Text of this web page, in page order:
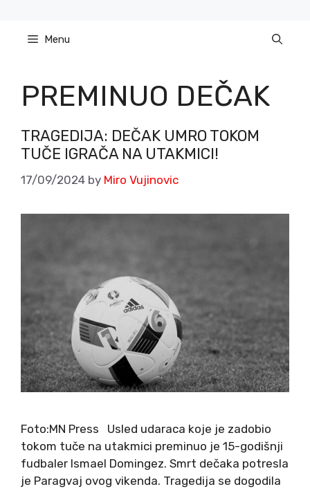
content Menu
PREMINUO DEČAK
TRAGEDIJA: DEČAK UMRO TOKOM
TUČE IGRAČA NA UTAKMICI!
17/09/2024 by Miro Vujinovic
Foto:MN Press Usled udaraca koje je zadobio
tokom tuče na utakmici preminuo je 15-godišnji
fudbaler Ismael Domingez. Smrt dečaka potresla
je Paragvaj ovog vikenda. Tragedija se dogodila